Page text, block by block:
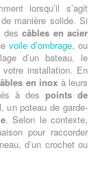
lorsqu’il s’agit
de manière solide. Si
descâbles en acier
voile d’ombrage, ou
d’un bateau, le
installation. En
en inox à leurs
à des points de
un poteau de garde-
. Selon le contexte,
pour raccorder
d’un crochet ou